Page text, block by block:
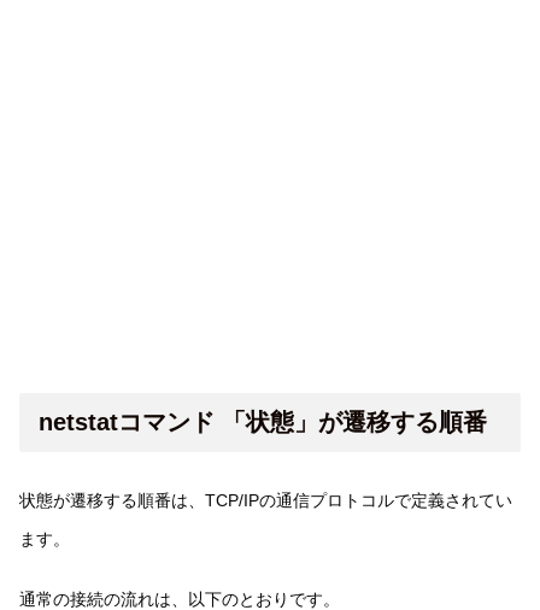
netstatコマンド 「状態」が遷移する順番
状態が遷移する順番は、TCP/IPの通信プロトコルで定義されてい
ます。
通常の接続の流れは、以下のとおりです。